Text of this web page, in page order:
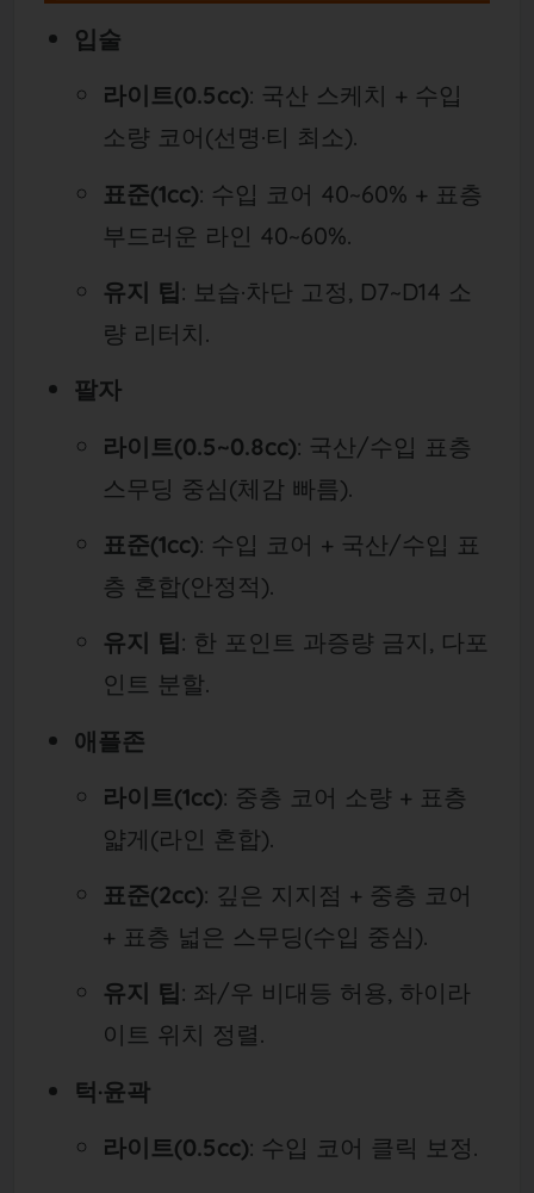
입술
라이트(0.5cc): 국산 스케치 + 수입
소량 코어(선명·티 최소).
표준(1cc): 수입 코어 40~60% + 표층
부드러운 라인 40~60%.
유지 팁: 보습·차단 고정, D7~D14 소
량 리터치.
팔자
라이트(0.5~0.8cc): 국산/수입 표층
스무딩 중심(체감 빠름).
표준(1cc): 수입 코어 + 국산/수입 표
층 혼합(안정적).
유지 팁: 한 포인트 과증량 금지, 다포
인트 분할.
애플존
라이트(1cc): 중층 코어 소량 + 표층
얇게(라인 혼합).
표준(2cc): 깊은 지지점 + 중층 코어
+ 표층 넓은 스무딩(수입 중심).
유지 팁 : 좌/우 비대등 허용, 하이라
이트 위치 정렬.
턱·윤곽
라이트(0.5cc): 수입 코어 클릭 보정.